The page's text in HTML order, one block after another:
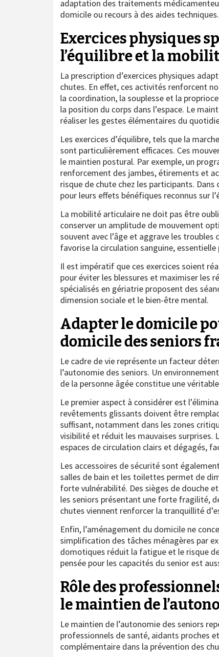
adaptation des traitements
domicile ou recours à des aides techniques.
Exercices physiques
l’équilibre et la
La prescription d’exercices physiques
chutes. En effet, ces activités renforcent
la coordination, la souplesse et la
la position du corps dans l’espace. Le
réaliser les gestes élémentaires du
Les exercices d’équilibre, tels que la
sont particulièrement efficaces. Ces
le maintien postural. Par exemple, un
renforcement des jambes, étirements et
risque de chute chez les participants.
pour leurs effets bénéfiques reconnus sur
La mobilité articulaire ne doit pas être
conserver un amplitude de mouvement
souvent avec l’âge et aggrave les troubles
favorise la circulation sanguine,
Il est impératif que ces exercices soient
pour éviter les blessures et maximiser les
spécialisés en gériatrie proposent des
dimension sociale et le bien-être mental.
Adapter le domicile
domicile des seniors
Le cadre de vie représente un facteur
l’autonomie des seniors. Un
de la personne âgée constitue une
Le premier aspect à considérer est
revêtements glissants doivent être
suffisant, notamment dans les zones
visibilité et réduit les mauvaises
espaces de circulation clairs et dégagés,
Les accessoires de sécurité sont
salles de bain et les toilettes permet de
forte vulnérabilité. Des sièges de douche
les seniors présentant une forte fragilité,
chutes viennent renforcer la tranquillité
Enfin, l’aménagement du domicile ne
simplification des tâches ménagères par
domotiques réduit la fatigue et le risque
pensée pour les capacités du senior est
Rôle des
le maintien de
Le maintien de l’autonomie des seniors
professionnels de santé, aidants proches
complémentaire dans la prévention des